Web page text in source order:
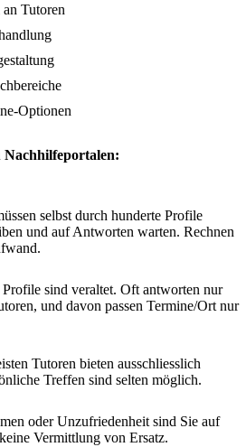
Tutoren
Optionen
Nachhilfeportalen:
selbst durch hunderte Profile
und auf Antworten warten. Rechnen
sind veraltet. Oft antworten nur
und davon passen Termine/Ort nur
Tutoren bieten ausschliesslich
Treffen sind selten möglich.
oder Unzufriedenheit sind Sie auf
Vermittlung von Ersatz.